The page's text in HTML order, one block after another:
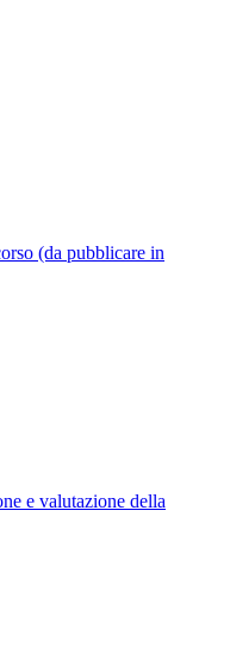
(da pubblicare in
e valutazione della